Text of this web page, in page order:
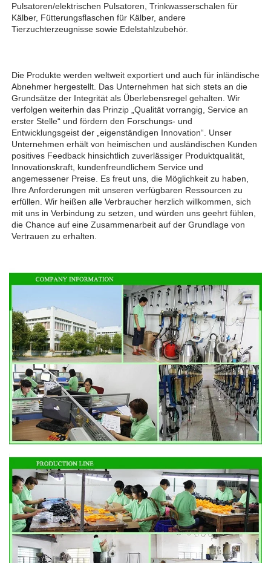
Pulsatoren/elektrischen Pulsatoren, Trinkwasserschalen für
Kälber, Fütterungsflaschen für Kälber, andere
Tierzuchterzeugnisse sowie Edelstahlzubehör.
Die Produkte werden weltweit exportiert und auch für inländische
Abnehmer hergestellt. Das Unternehmen hat sich stets an die
Grundsätze der Integrität als Überlebensregel gehalten. Wir
verfolgen weiterhin das Prinzip „Qualität vorrangig, Service an
erster Stelle“ und fördern den Forschungs- und
Entwicklungsgeist der „eigenständigen Innovation“. Unser
Unternehmen erhält von heimischen und ausländischen Kunden
positives Feedback hinsichtlich zuverlässiger Produktqualität,
Innovationskraft, kundenfreundlichem Service und
angemessener Preise. Es freut uns, die Möglichkeit zu haben,
Ihre Anforderungen mit unseren verfügbaren Ressourcen zu
erfüllen. Wir heißen alle Verbraucher herzlich willkommen, sich
mit uns in Verbindung zu setzen, und würden uns geehrt fühlen,
die Chance auf eine Zusammenarbeit auf der Grundlage von
Vertrauen zu erhalten.